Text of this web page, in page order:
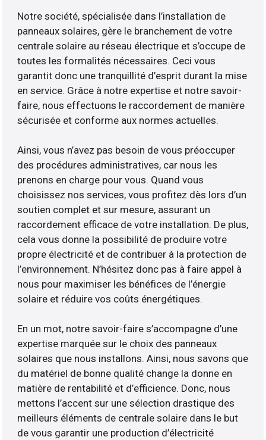
Notre société, spécialisée dans l’installation de
panneaux solaires, gère le branchement de votre
centrale solaire au réseau électrique et s’occupe de
toutes les formalités nécessaires. Ceci vous
garantit donc une tranquillité d’esprit durant la mise
en service. Grâce à notre expertise et notre savoir-
faire, nous effectuons le raccordement de manière
sécurisée et conforme aux normes actuelles.
Ainsi, vous n’avez pas besoin de vous préoccuper
des procédures administratives, car nous les
prenons en charge pour vous. Quand vous
choisissez nos services, vous profitez dès lors d’un
soutien complet et sur mesure, assurant un
raccordement efficace de votre installation. De plus,
cela vous donne la possibilité de produire votre
propre électricité et de contribuer à la protection de
l’environnement. N’hésitez donc pas à faire appel à
nous pour maximiser les bénéfices de l’énergie
solaire et réduire vos coûts énergétiques.
En un mot, notre savoir-faire s’accompagne d’une
expertise marquée sur le choix des panneaux
solaires que nous installons. Ainsi, nous savons que
du matériel de bonne qualité change la donne en
matière de rentabilité et d’efficience. Donc, nous
mettons l’accent sur une sélection drastique des
meilleurs éléments de centrale solaire dans le but
de vous garantir une production d’électricité